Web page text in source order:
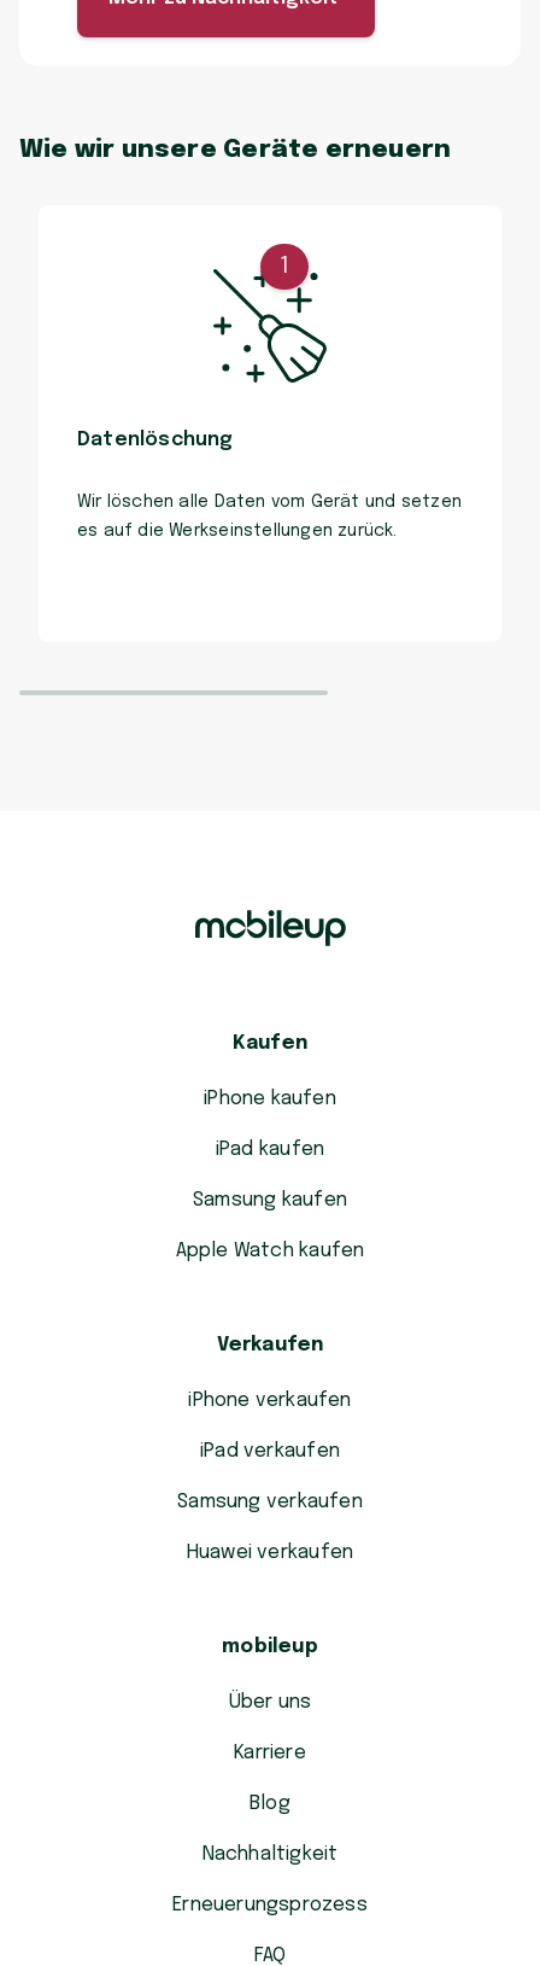
Wie wir unsere Geräte erneuern
Datenlöschung
Wir löschen alle Daten vom Gerät und setzen
es auf die Werkseinstellungen zurück.
Kaufen
iPhone kaufen
iPad kaufen
Samsung kaufen
Apple Watch kaufen
Verkaufen
iPhone verkaufen
iPad verkaufen
Samsung verkaufen
Huawei verkaufen
mobileup
Über uns
Karriere
Blog
Nachhaltigkeit
Erneuerungsprozess
FAQ